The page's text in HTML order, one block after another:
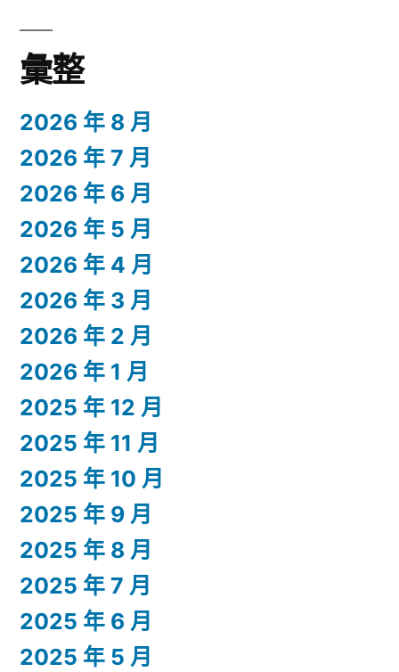
彙整
2026 年 8 月
2026 年 7 月
2026 年 6 月
2026 年 5 月
2026 年 4 月
2026 年 3 月
2026 年 2 月
2026 年 1 月
2025 年 12 月
2025 年 11 月
2025 年 10 月
2025 年 9 月
2025 年 8 月
2025 年 7 月
2025 年 6 月
2025 年 5 月